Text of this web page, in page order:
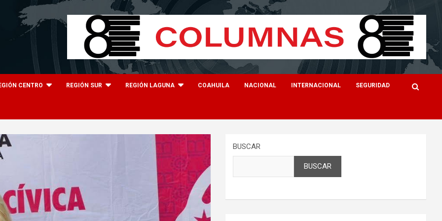
CENTRO REGIÓN SUR REGIÓN LAGUNA COAHUILA NACIONAL INTERNACIONAL SEGURIDAD
BUSCAR
BUSCAR